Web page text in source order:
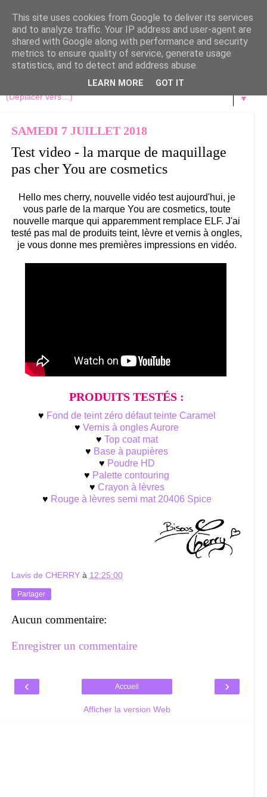
▼
SAMEDI 7 JUILLET 2018
Test video - la marque de maquillage
pas cher You are cosmetics
Hello mes cherry, nouvelle vidéo test aujourd'hui, je
vous parle de la marque You are cosmetics, toute
nouvelle marque qui apparemment remplace ELF. J'ai
testé pas mal de produits teint, lèvre et vernis à ongles,
je vous donne mes premières impressions en vidéo.
PRODUITS TESTÉS :
♥ Fond de teint zéro défaut teinte Caramel
♥Vernis à ongles Aurore
♥ Top coat mat
♥ Base à paupières
♥ Poudre HD
♥ Palette contouring
♥ Crayon à lèvres
♥ Rouge à lèvres semi mat 20406 Spice
Lavis de CHERRY à 12:25:00
Partager
Aucun commentaire:
Enregistrer un commentaire
‹ ›
Accueil
Afficher la version Web
This site uses cookies from Google to deliver its services
and to analyze traffic. Your IP address and user-agent are
shared with Google along with performance and security
metrics to ensure quality of service, generate usage
statistics, and to detect and address abuse.
LEARN MORE GOT IT